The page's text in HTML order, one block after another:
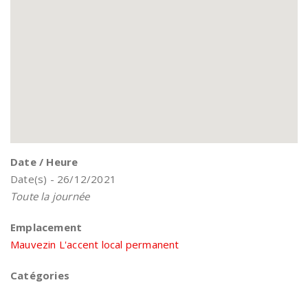
Date / Heure
Date(s) - 26/12/2021
Toute la journée
Emplacement
Mauvezin L'accent local permanent
Catégories